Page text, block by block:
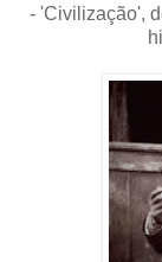
- 'Civilização',